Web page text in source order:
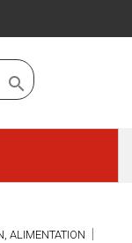

ALIMENTATION